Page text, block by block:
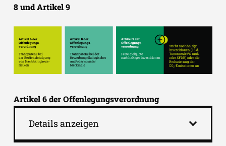
8undArtikel 9
Artikel 6 der Offenlegungsverordnung
Details anzeigen